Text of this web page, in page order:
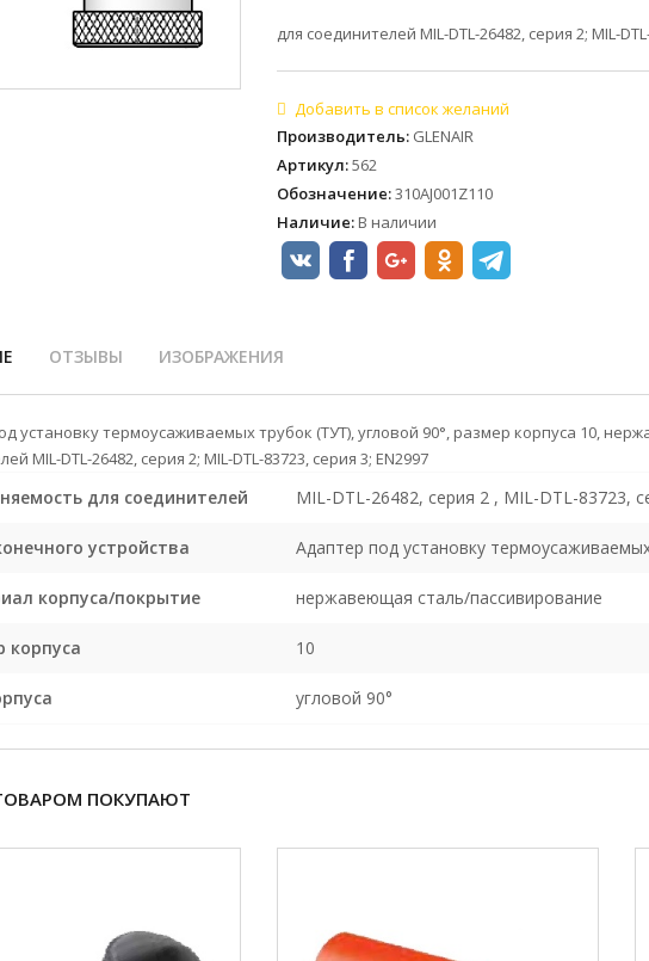
для соединителей MIL-DTL-26482, серия 2; MIL-
Производитель: GLENAIR
Артикул:562
Обозначение:310AJ001Z110
Наличие: В наличии
ОТЗЫВЫ ИЗОБРАЖЕНИЯ
установку термоусаживаемых трубок (ТУТ), угловой 90°, размер корпуса 10,
MIL-DTL-26482, серия 2; MIL-DTL-83723, серия 3; EN2997
для соединителей MIL-DTL-26482, серия 2 , MIL-DTL-83723,
устройства Адаптер под установку
корпуса/покрытие нержавеющая сталь/пассивирование
корпуса 10
угловой 90°
ПОКУПАЮТ